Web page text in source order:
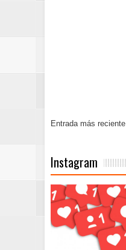
Entrada más reciente
Instagram